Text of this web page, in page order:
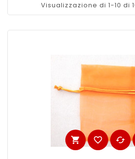
Visualizzazione di 1-10 di
shopping_cart favorite_border cached